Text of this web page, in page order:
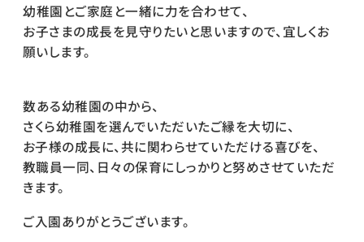
幼稚園とご家庭と一緒に力を合わせて、
お子さまの成長を見守りたいと思いますので、宜しくお
願いします。
数ある幼稚園の中から、
さくら幼稚園を選んでいただいたご縁を大切に、
お子様の成長に、共に関わらせていただける喜びを、
教職員一同、日々の保育にしっかりと努めさせていただ
きます。
ご入園ありがとうございます。